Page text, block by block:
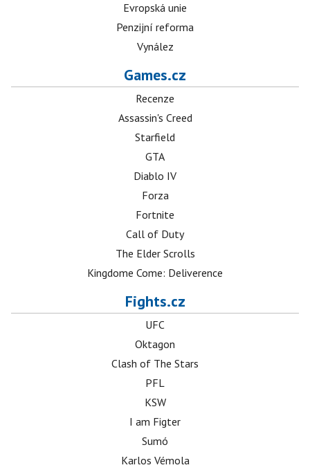
Evropská unie
Penzijní reforma
Vynález
Games.cz
Recenze
Assassin's Creed
Starfield
GTA
Diablo IV
Forza
Fortnite
Call of Duty
The Elder Scrolls
Kingdome Come: Deliverence
Fights.cz
UFC
Oktagon
Clash of The Stars
PFL
KSW
I am Figter
Sumó
Karlos Vémola